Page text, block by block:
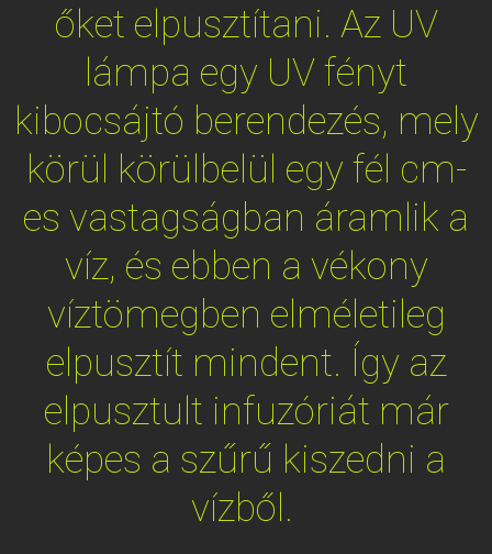
őket elpusztítani. Az UV
lámpa egy UV fényt
kibocsájtó berendezés, mely
körül körülbelül egy fél cm-
es vastagságban áramlik a
víz, és ebben a vékony
víztömegben elméletileg
elpusztít mindent. Így az
elpusztult infuzóriát már
képes a szűrű kiszedni a
vízből.